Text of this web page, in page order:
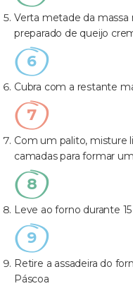
Verta metade da massa
preparado de queijo
Cubra com a restante
Com um palito, misture
camadas para formar
Leve ao forno durante
Retire a assadeira do
Páscoa